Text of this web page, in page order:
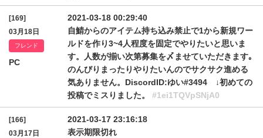
[169]
03月18日
フレンド
PC
2021-03-18 00:29:40
自鯖からのアイテム持ち込み禁止で1から新規ワー
ルドを作り3~4人程度を固定でやりたいと思いま
す。人数が揃い次第募集を〆ませていただきます｡
のんびりまったりやりたいんのでサクサク進める
気ありません。DiscordID:ゆい#3494 ↓初めての
投稿でミスりました。 #1ei1TQVpSNjA0
[166]
03月17日
2021-03-17 23:16:18
表示期限切れ